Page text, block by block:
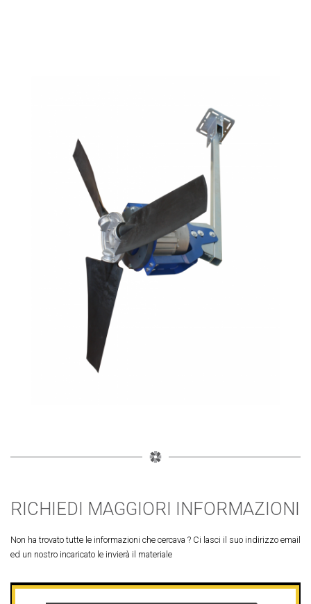
RICHIEDI MAGGIORI INFORMAZIONI
Non ha trovato tutte le informazioni che cercava ? Ci lasci il suo indirizzo email
ed un nostro incaricato le invierà il materiale